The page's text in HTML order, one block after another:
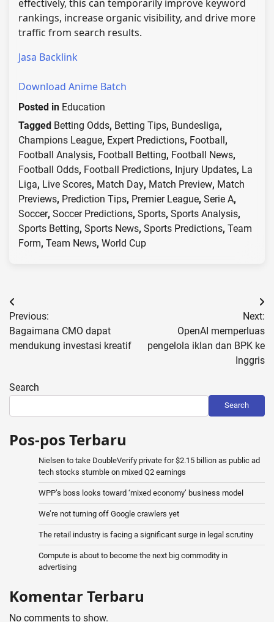
effectively, this can temporarily improve keyword
rankings, increase organic visibility, and drive more
traffic from search results.
Jasa Backlink
Download Anime Batch
Posted in Education
Tagged Betting Odds, Betting Tips, Bundesliga,
Champions League, Expert Predictions, Football,
Football Analysis, Football Betting, Football News,
Football Odds, Football Predictions, Injury Updates, La
Liga, Live Scores, Match Day, Match Preview, Match
Previews, Prediction Tips, Premier League, Serie A,
Soccer, Soccer Predictions, Sports, Sports Analysis,
Sports Betting, Sports News, Sports Predictions, Team
Form, Team News, World Cup
Post
navigation
Previous:
Bagaimana CMO dapat
mendukung investasi kreatif
Next:
OpenAI memperluas
pengelola iklan dan BPK ke
Inggris
Search
Search
Pos-pos Terbaru
Nielsen to take DoubleVerify private for $2.15 billion as public ad
tech stocks stumble on mixed Q2 earnings
WPP’s boss looks toward ‘mixed economy’ business model
We’re not turning off Google crawlers yet
The retail industry is facing a significant surge in legal scrutiny
Compute is about to become the next big commodity in
advertising
Komentar Terbaru
No comments to show.